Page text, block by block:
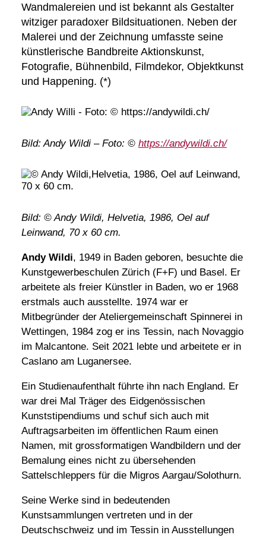
Wandmalereien und ist bekannt als Gestalter
witziger paradoxer Bildsituationen. Neben der
Malerei und der Zeichnung umfasste seine
künstlerische Bandbreite Aktionskunst,
Fotografie, Bühnenbild, Filmdekor, Objektkunst
und Happening. (*)
Bild: Andy Wildi – Foto: © https://andywildi.ch/
Bild: © Andy Wildi, Helvetia, 1986, Oel auf
Leinwand, 70 x 60 cm.
Andy Wildi, 1949 in Baden geboren, besuchte die
Kunstgewerbeschulen Zürich (F+F) und Basel. Er
arbeitete als freier Künstler in Baden, wo er 1968
erstmals auch ausstellte. 1974 war er
Mitbegründer der Ateliergemeinschaft Spinnerei in
Wettingen, 1984 zog er ins Tessin, nach Novaggio
im Malcantone. Seit 2021 lebte und arbeitete er in
Caslano am Luganersee.
Ein Studienaufenthalt führte ihn nach England. Er
war drei Mal Träger des Eidgenössischen
Kunststipendiums und schuf sich auch mit
Auftragsarbeiten im öffentlichen Raum einen
Namen, mit grossformatigen Wandbildern und der
Bemalung eines nicht zu übersehenden
Sattelschleppers für die Migros Aargau/Solothurn.
Seine Werke sind in bedeutenden
Kunstsammlungen vertreten und in der
Deutschschweiz und im Tessin in Ausstellungen